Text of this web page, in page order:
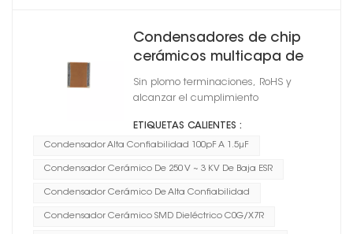
Condensadores de chip
cerámicos multicapa de
alto voltaje
Sin plomo terminaciones, RoHS y
alcanzar el cumplimiento
ETIQUETAS CALIENTES :
Condensador Alta Confiabilidad 100pF A 1.5μF
Condensador Cerámico De 250 V ~ 3 KV De Baja ESR
Condensador Cerámico De Alta Confiabilidad
Condensador Cerámico SMD Dieléctrico C0G/X7R